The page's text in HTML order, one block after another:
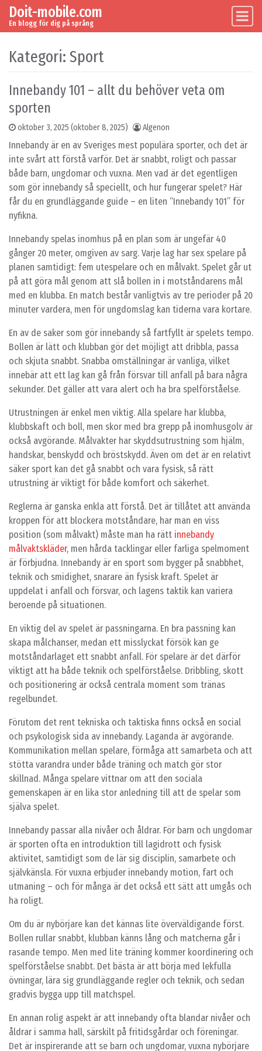
Skip to content
Main Navigation
Doit-mobile.com
En blogg för dig på språng
Kategori: Sport
Innebandy 101 – allt du behöver veta om
sporten
oktober 3, 2025 (oktober 8, 2025) Algenon
Innebandy är en av Sveriges mest populära sporter, och det är
inte svårt att förstå varför. Det är snabbt, roligt och passar
både barn, ungdomar och vuxna. Men vad är det egentligen
som gör innebandy så speciellt, och hur fungerar spelet? Här
får du en grundläggande guide – en liten “Innebandy 101” för
nyfikna.
Innebandy spelas inomhus på en plan som är ungefär 40
gånger 20 meter, omgiven av sarg. Varje lag har sex spelare på
planen samtidigt: fem utespelare och en målvakt. Spelet går ut
på att göra mål genom att slå bollen in i motståndarens mål
med en klubba. En match består vanligtvis av tre perioder på 20
minuter vardera, men för ungdomslag kan tiderna vara kortare.
En av de saker som gör innebandy så fartfyllt är spelets tempo.
Bollen är lätt och klubban gör det möjligt att dribbla, passa
och skjuta snabbt. Snabba omställningar är vanliga, vilket
innebär att ett lag kan gå från försvar till anfall på bara några
sekunder. Det gäller att vara alert och ha bra spelförståelse.
Utrustningen är enkel men viktig. Alla spelare har klubba,
klubbskaft och boll, men skor med bra grepp på inomhusgolv är
också avgörande. Målvakter har skyddsutrustning som hjälm,
handskar, benskydd och bröstskydd. Även om det är en relativt
säker sport kan det gå snabbt och vara fysisk, så rätt
utrustning är viktigt för både komfort och säkerhet.
Reglerna är ganska enkla att förstå. Det är tillåtet att använda
kroppen för att blockera motståndare, har man en viss
position (som målvakt) måste man ha rätt innebandy
målvaktskläder, men hårda tacklingar eller farliga spelmoment
är förbjudna. Innebandy är en sport som bygger på snabbhet,
teknik och smidighet, snarare än fysisk kraft. Spelet är
uppdelat i anfall och försvar, och lagens taktik kan variera
beroende på situationen.
En viktig del av spelet är passningarna. En bra passning kan
skapa målchanser, medan ett misslyckat försök kan ge
motståndarlaget ett snabbt anfall. För spelare är det därför
viktigt att ha både teknik och spelförståelse. Dribbling, skott
och positionering är också centrala moment som tränas
regelbundet.
Förutom det rent tekniska och taktiska finns också en social
och psykologisk sida av innebandy. Laganda är avgörande.
Kommunikation mellan spelare, förmåga att samarbeta och att
stötta varandra under både träning och match gör stor
skillnad. Många spelare vittnar om att den sociala
gemenskapen är en lika stor anledning till att de spelar som
själva spelet.
Innebandy passar alla nivåer och åldrar. För barn och ungdomar
är sporten ofta en introduktion till lagidrott och fysisk
aktivitet, samtidigt som de lär sig disciplin, samarbete och
självkänsla. För vuxna erbjuder innebandy motion, fart och
utmaning – och för många är det också ett sätt att umgås och
ha roligt.
Om du är nybörjare kan det kännas lite överväldigande först.
Bollen rullar snabbt, klubban känns lång och matcherna går i
rasande tempo. Men med lite träning kommer koordinering och
spelförståelse snabbt. Det bästa är att börja med lekfulla
övningar, lära sig grundläggande regler och teknik, och sedan
gradvis bygga upp till matchspel.
En annan rolig aspekt är att innebandy ofta blandar nivåer och
åldrar i samma hall, särskilt på fritidsgårdar och föreningar.
Det är inspirerande att se barn och ungdomar, vuxna nybörjare